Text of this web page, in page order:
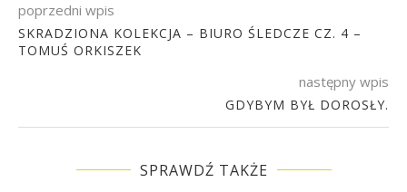
poprzedni wpis
SKRADZIONA KOLEKCJA – BIURO ŚLEDCZE CZ. 4 –
TOMUŚ ORKISZEK
następny wpis
GDYBYM BYŁ DOROSŁY.
SPRAWDŹ TAKŻE